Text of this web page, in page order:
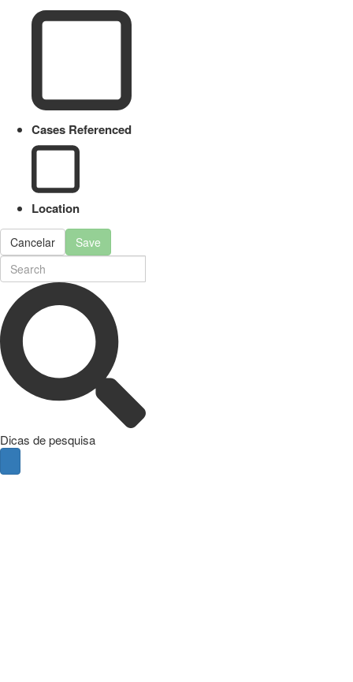
Cases Referenced
Location
Cancelar Save
Dicas de pesquisa